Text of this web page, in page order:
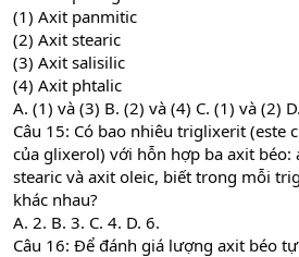
(1) Axit panmitic
(2) Axit stearic
(3) Axit salisilic
(4) Axit phtalic
A. (1) và (3) B. (2) và (4) C. (1) và (2)
Câu 15: Có bao nhiêu triglixerit (este
của glixerol) với hỗn hợp ba axit béo:
stearic và axit oleic, biết trong mỗi
khác nhau?
A. 2. B. 3. C. 4. D. 6.
Câu 16: Để đánh giá lượng axit béo